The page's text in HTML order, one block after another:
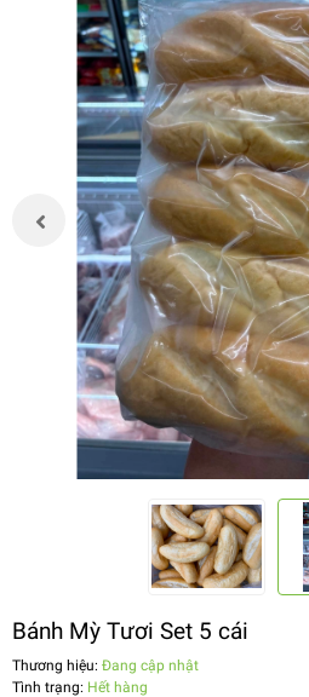
Bánh Mỳ Tươi Set 5 cái
Thương hiệu: Đang cập nhật
Tình trạng: Hết hàng